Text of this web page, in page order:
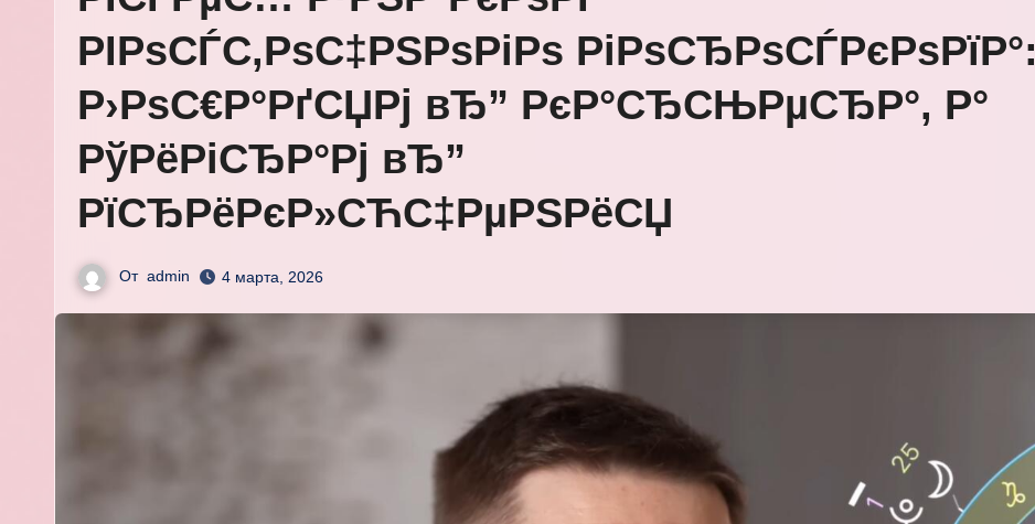
РІРѕСЃС‚РѕС‡РЅРѕРіРѕ РіРѕСЂРѕСЃРєРѕРїР°:
Р›РѕС€Р°РґСЏРј вЂ” РєР°СЂСЊРµСЂР°, Р°
РўРёРіСЂР°Рј вЂ”
РїСЂРёРєР»СЋС‡РµРЅРёСЏ
От admin 4 марта, 2026